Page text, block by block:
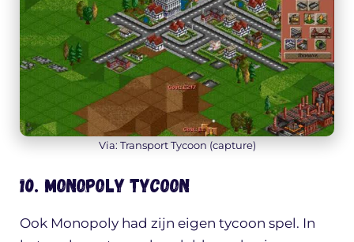
Via: Transport Tycoon (capture)
10. Monopoly Tycoon
Ook Monopoly had zijn eigen tycoon spel. In